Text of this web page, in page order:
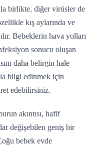
birlikte, diğer virüsler de
kış aylarında ve
Bebeklerin hava yolları
sonucu oluşan
daha belirgin hale
bilgi edinmek için
edebilirsiniz.
akıntısı, hafif
değişebilen geniş bir
bebek evde